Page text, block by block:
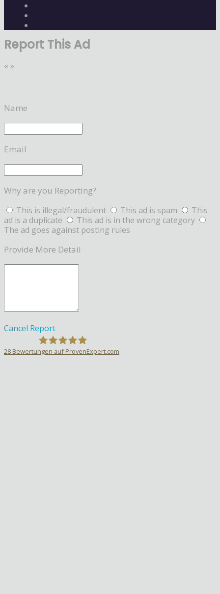
Report This Ad
« »
Name
Email
Why are you Reporting?
This is illegal/fraudulent This ad is spam
This
ad is a duplicate
This ad is in the wrong category
The ad goes against posting rules
Provide More Detail
Cancel Report
28 Bewertungen auf ProvenExpert.com